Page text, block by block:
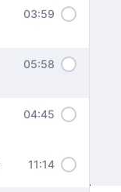
03:59
05:58
04:45
11:14